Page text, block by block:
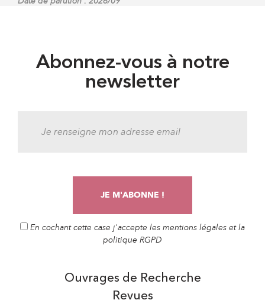
Abonnez-vous à notre
newsletter
En cochant cette case j'accepte les mentions légales et la
politique RGPD
Ouvrages de Recherche
Revues